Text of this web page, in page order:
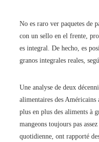
No es raro ver paquetes de
con un sello en el frente,
es integral. De hecho, es
granos integrales reales,
Une analyse de deux
alimentaires des Américains
plus en plus des aliments à
mangeons toujours pas
quotidienne, ont rapporté